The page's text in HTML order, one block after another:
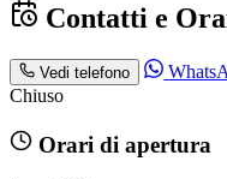
Contatti e
Vedi telefono
Chiuso
Orari di apertura